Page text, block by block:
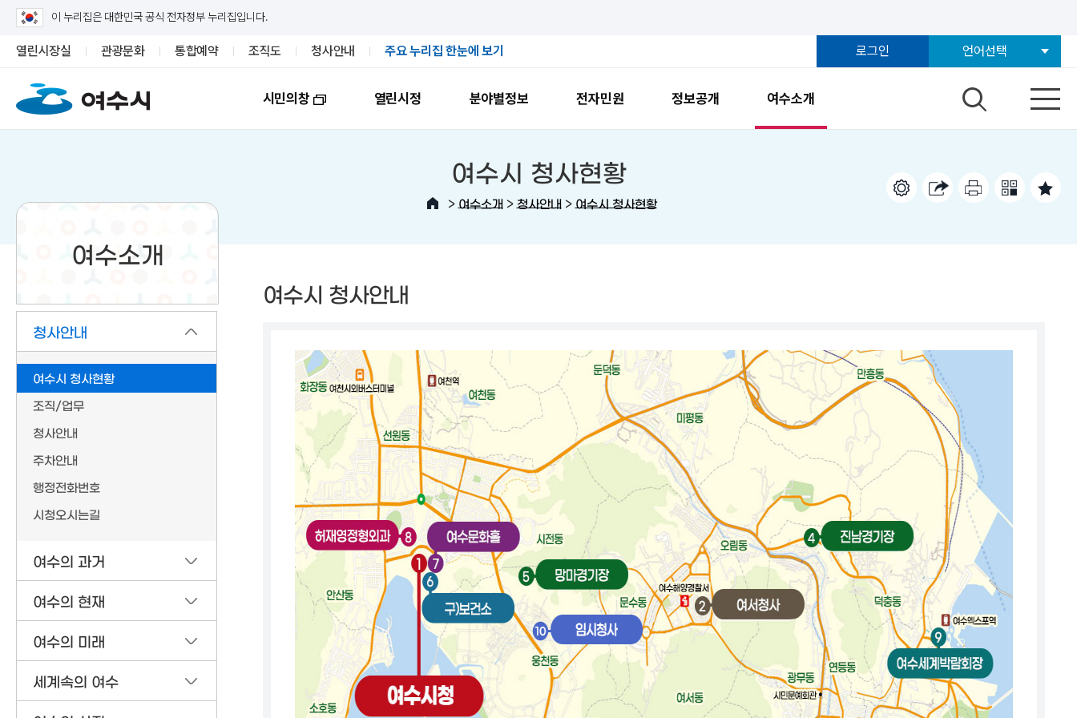
이 누리집은 대한민국 공식 전자정부 누리집입니다.
열린시장실 관광문화 통합예약 조직도 청사안내 주요 누리집 한눈에 보기 로그인 언어선택
시민의창 열린시정 분야별정보 전자민원 정보공개 여수소개
여수소개
청사안내
여수시 청사현황
조직/업무
청사안내
주차안내
행정전화번호
시청오시는길
여수의 과거
여수의 현재
여수의 미래
세계속의 여수
여수시 청사현황
> 여수소개> 청사안내> 여수시 청사현황
여수시 청사안내